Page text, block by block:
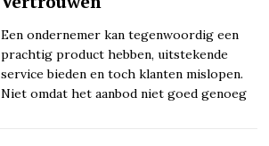
Een ondernemer kan tegenwoordig een
prachtig product hebben, uitstekende
service bieden en toch klanten mislopen.
Niet omdat het aanbod niet goed genoeg